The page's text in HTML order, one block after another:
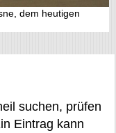
dem heutigen
suchen, prüfen
Eintrag kann